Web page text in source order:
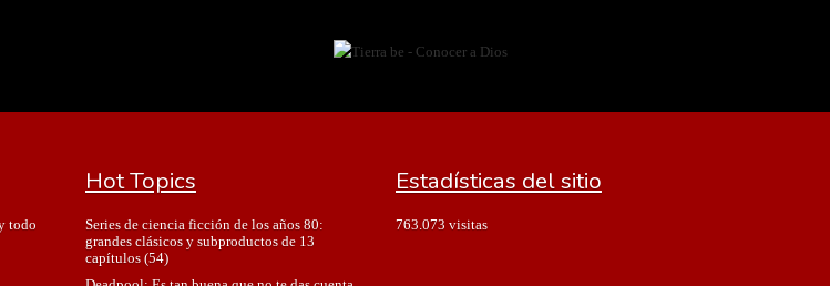
todo
Hot Topics
Series de ciencia ficción de los años 80:
grandes clásicos y subproductos de 13
capítulos(54)
Estadísticas del sitio
763.073 visitas